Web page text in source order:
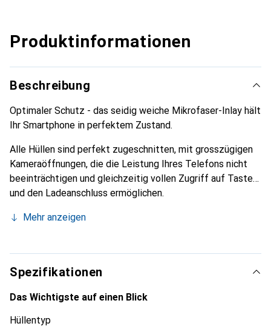
Produktinformationen
Beschreibung
Optimaler Schutz - das seidig weiche Mikrofaser-Inlay hält
Ihr Smartphone in perfektem Zustand.
Alle Hüllen sind perfekt zugeschnitten, mit grosszügigen
Kameraöffnungen, die die Leistung Ihres Telefons nicht
beeinträchtigen und gleichzeitig vollen Zugriff auf Tasten
und den Ladeanschluss ermöglichen.
Mehr anzeigen
Spezifikationen
Das Wichtigste auf einen Blick
Hüllentyp